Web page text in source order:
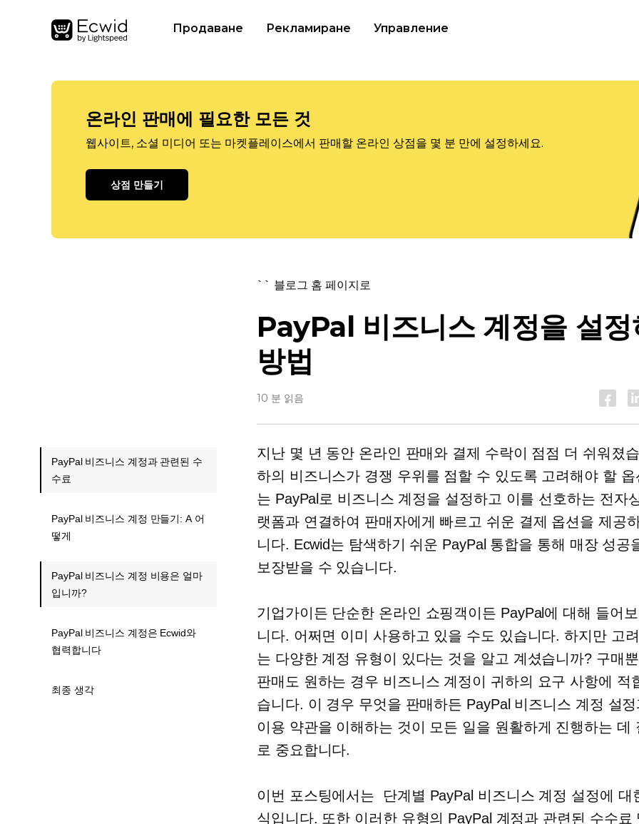
Продаване Рекламиране Управление
온라인 판매에 필요한 모든 것
웹사이트, 소셜 미디어 또는 마켓플레이스에서 판매할 온라인 상점을 몇 분 만에 설정하세요.
상점 만들기
`` 블로그 홈 페이지로
PayPal 비즈니스 계정을 설정
방법
10 분 읽음
지난 몇 년 동안 온라인 판매와 결제 수락이 점점 더 쉬워졌
하의 비즈니스가 경쟁 우위를 점할 수 있도록 고려해야 할
는 PayPal로 비즈니스 계정을 설정하고 이를 선호하는 전자
랫폼과 연결하여 판매자에게 빠르고 쉬운 결제 옵션을 제공
니다. Ecwid는 탐색하기 쉬운 PayPal 통합을 통해 매장 성공
보장받을 수 있습니다.
기업가이든 단순한 온라인 쇼핑객이든 PayPal에 대해 들어
니다. 어쩌면 이미 사용하고 있을 수도 있습니다. 하지만 고
는 다양한 계정 유형이 있다는 것을 알고 계셨습니까? 구매
판매도 원하는 경우 비즈니스 계정이 귀하의 요구 사항에 적
습니다. 이 경우 무엇을 판매하든 PayPal 비즈니스 계정 설정
이용 약관을 이해하는 것이 모든 일을 원활하게 진행하는 데
로 중요합니다.
이번 포스팅에서는 단계별 PayPal 비즈니스 계정 설정에 대
식입니다. 또한 이러한 유형의 PayPal 계정과 관련된 수수료
PayPal 비즈니스 계정과 관련된 수
수료
PayPal 비즈니스 계정 만들기: A 어
떻게
PayPal 비즈니스 계정 비용은 얼마
입니까?
PayPal 비즈니스 계정은 Ecwid와
협력합니다
최종 생각